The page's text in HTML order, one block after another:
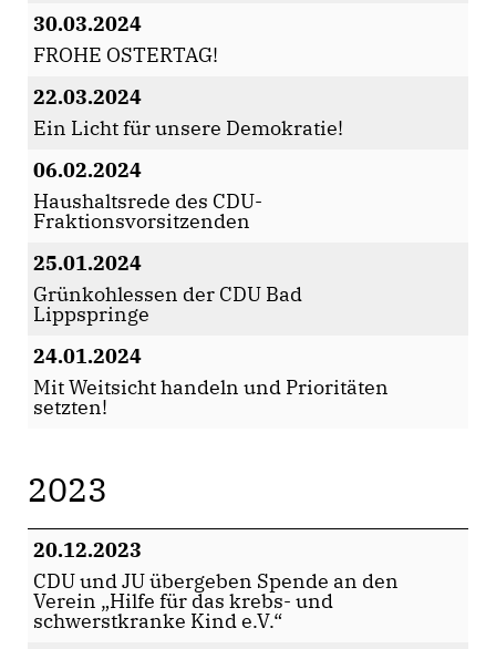
30.03.2024
FROHE OSTERTAG!
22.03.2024
Ein Licht für unsere Demokratie!
06.02.2024
Haushaltsrede des CDU-
Fraktionsvorsitzenden
25.01.2024
Grünkohlessen der CDU Bad
Lippspringe
24.01.2024
Mit Weitsicht handeln und Prioritäten
setzten!
2023
20.12.2023
CDU und JU übergeben Spende an den
Verein „Hilfe für das krebs- und
schwerstkranke Kind e.V.“